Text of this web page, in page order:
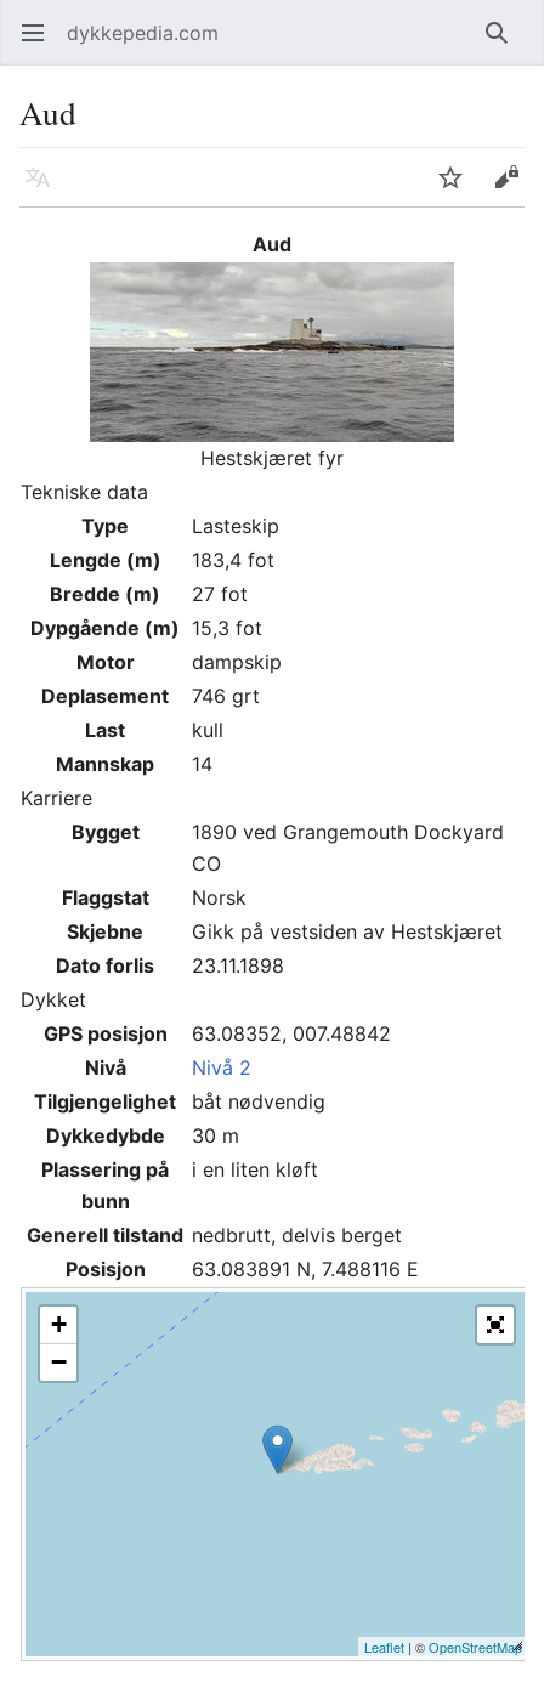
Åpne hovedmenyen dykkepedia.com Søk
Aud
Språk Overvåk Rediger
Aud
Hestskjæret fyr
Tekniske data
Type
Lasteskip
Lengde (m)
183,4 fot
Bredde (m)
27 fot
Dypgående (m)
15,3 fot
Motor
dampskip
Deplasement
746 grt
Last
kull
Mannskap
14
Karriere
Bygget
1890 ved Grangemouth Dockyard
CO
Flaggstat
Norsk
Skjebne
Gikk på vestsiden av Hestskjæret
Dato forlis
23.11.1898
Dykket
GPS posisjon
63.08352, 007.48842
Nivå
Nivå 2
Tilgjengelighet
båt nødvendig
Dykkedybde
30 m
Plassering på
bunn
i en liten kløft
Generell tilstand nedbrutt, delvis berget
Posisjon
63.083891 N, 7.488116 E
+
−
Leaflet | ©OpenStreetMap